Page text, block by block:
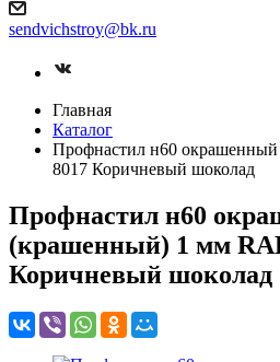
sendvichstroy@bk.ru
Главная
Каталог
Профнастил н60
8017 Коричневый шоколад
Профнастил н60
(крашенный) 1 мм
Коричневый шоколад